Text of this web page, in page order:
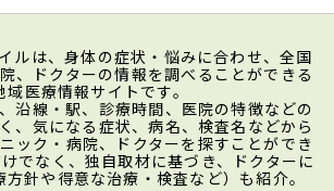
ルは、身体の症状・悩みに合わせ、全国
、ドクターの情報を調べることができる
域医療情報サイトです。
沿線・駅、診療時間、医院の特徴などの
、気になる症状、病名、検査名などから
ック・病院、ドクターを探すことができ
でなく、独自取材に基づき、ドクターに
針や得意な治療・検査など）も紹介。